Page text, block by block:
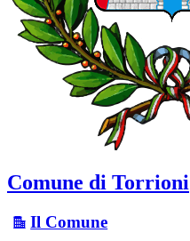
Comune di Torrioni
Il Comune